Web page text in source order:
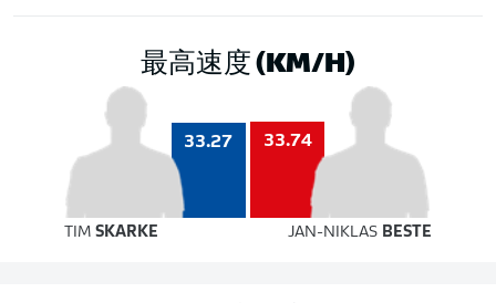
最高速度 (KM/H)
33.27 33.74
TIM SKARKE JAN-NIKLAS BESTE